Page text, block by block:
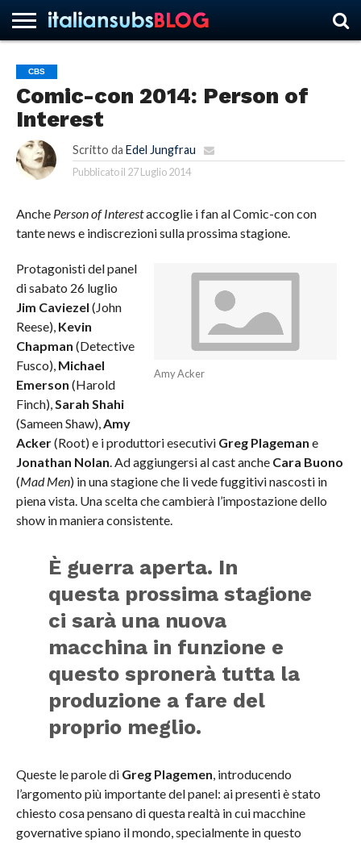
HOME
NEWS
ASCOLTI
RECENSIONI
INTERVISTE
CURIOSITÀ
CHI
SIAMO
CONTATTACI
FORUM
ITALIANSUBS
CBS
Comic-con 2014: Person of
Interest
Scritto da Edel Jungfrau
Pubblicato il 27 Luglio 2014
Anche Person of Interestaccoglie i fan al Comic-con con
tante news e indiscrezioni sulla prossima stagione.
Amy Acker
Protagonisti del panel
di sabato 26 luglio
Jim Caviezel (John
Reese), Kevin
Chapman (Detective
Fusco), Michael
Emerson (Harold
Finch),Sarah Shahi
(Sameen Shaw),Amy
Acker(Root) e i produttori esecutivi Greg Plageman e
Jonathan Nolan. Ad aggiungersi al cast anche Cara Buono
(Mad Men) in una stagione che li vede fuggitivi nascosti in
piena vista. Una scelta che cambierà l’impostazione dello
show in maniera consistente.
È guerra aperta. In
questa prossima stagione
ci sarà una nuova
macchina in funzione e
questo spronerà tutta la
produzione a fare del
proprio meglio.
Queste le parole di Greg Plagemen, introducendo
l’argomento più importante del panel: ai presenti è stato
chiesto cosa pensano di questa realtà in cui macchine
governative spiano il mondo, specialmente in questo